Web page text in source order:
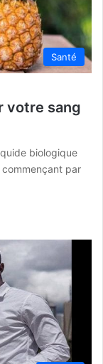
Santé
votre sang
biologique
par